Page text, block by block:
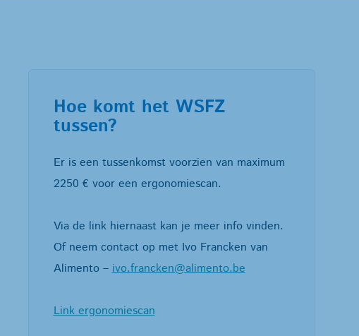
Hoe komt het WSFZ
tussen?
Er is een tussenkomst voorzien van maximum
2250 € voor een ergonomiescan.
Via de link hiernaast kan je meer info vinden.
Of neem contact op met Ivo Francken van
Alimento –ivo.francken@alimento.be
Link ergonomiescan